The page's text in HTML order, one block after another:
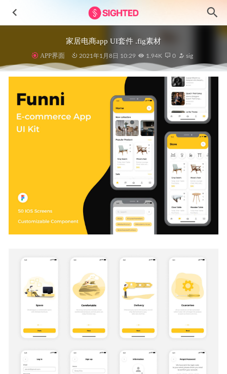
家居电商app UI套件 .fig素材
APP界面 2021年1月8日 10:29 1.94K 0 sig
3D咖啡店图标设计素材.blend .gltf源文件
2024-11-16
Remotely自由职业者和远程办公插画素材
2023-06-14
30个现代平面商业插画设计素材
2024-11-07
Bjarki 极度舒适旅游网站ui设计 .fig素材 2022-09-01
BookTable美食app ui设计.xd .sketch .psd素材
2022-02-13